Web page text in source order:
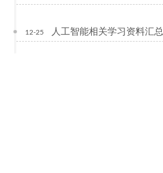
12-25 人工智能相关学习资料汇总